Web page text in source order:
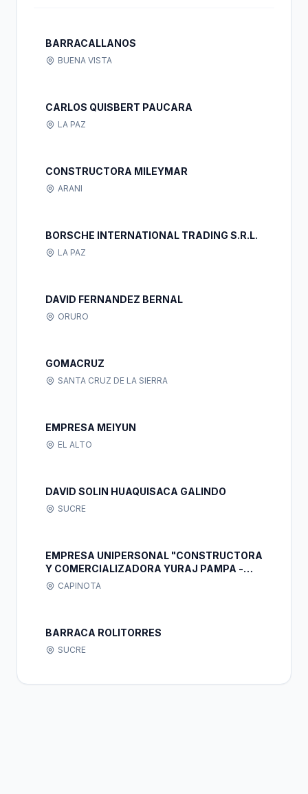
BARRACALLANOS
BUENA VISTA
CARLOS QUISBERT PAUCARA
LA PAZ
CONSTRUCTORA MILEYMAR
ARANI
BORSCHE INTERNATIONAL TRADING S.R.L.
LA PAZ
DAVID FERNANDEZ BERNAL
ORURO
GOMACRUZ
SANTA CRUZ DE LA SIERRA
EMPRESA MEIYUN
EL ALTO
DAVID SOLIN HUAQUISACA GALINDO
SUCRE
EMPRESA UNIPERSONAL "CONSTRUCTORA
Y COMERCIALIZADORA YURAJ PAMPA -
MOLLINI"
CAPINOTA
BARRACA ROLITORRES
SUCRE